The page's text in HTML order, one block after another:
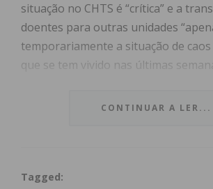
situação no CHTS é “crítica” e a
doentes para outras unidades
temporariamente a situação de
que se tem vivido nas últimas
No comunicado enviado às redações
compromisso público” com o reforço
CONTINUAR A LER...
Tagged: